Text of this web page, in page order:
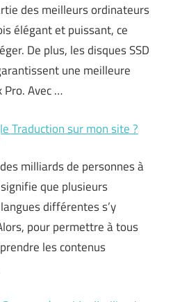
des meilleurs ordinateurs
élégant et puissant, ce
De plus, les disques SSD
une meilleure
Pro. Avec …
Traduction sur mon site ?
milliards de personnes à
que plusieurs
différentes s’y
pour permettre à tous
les contenus